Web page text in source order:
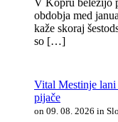
V Kopru beležijo
obdobja med
kaže skoraj
so […]
Vital Mestinje
pijače
on 09. 08. 2026 in